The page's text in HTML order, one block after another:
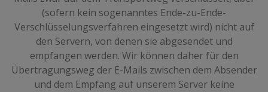
(sofern kein sogenanntes Ende-zu-Ende-
Verschlüsselungsverfahren eingesetzt wird) nicht auf
den Servern, von denen sie abgesendet und
empfangen werden. Wir können daher für den
Übertragungsweg der E-Mails zwischen dem Absender
und dem Empfang auf unserem Server keine